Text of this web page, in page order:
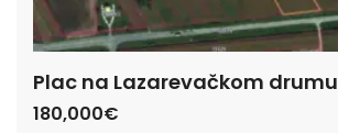
Plac na Lazarevačkom drumu
180,000€